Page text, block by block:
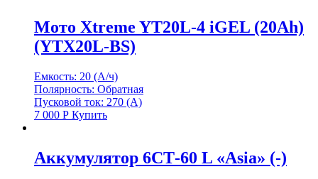
Мото Xtreme YT20L-4 iGEL (20Ah)
(YTX20L-BS)
Емкость: 20 (А/ч)
Полярность: Обратная
Пусковой ток: 270 (А)
7 000 Р Купить
Аккумулятор 6СТ-60 L «Asia» (-)